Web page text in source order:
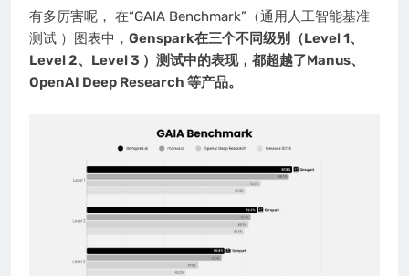
有多厉害呢， 在“GAIA Benchmark”（通用人工智能基准
测试 ）图表中， Genspark在三个不同级别（Level 1、
Level 2、Level 3 ）测试中的表现，都超越了Manus、
OpenAI Deep Research 等产品。